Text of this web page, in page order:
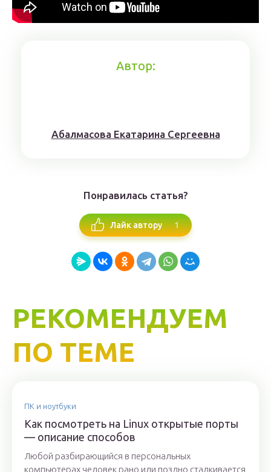
Автор:
Aбaлмaсoвa Eкaтaринa Ceргeeвнa
Понравилась статья?
Лайк автору 1
РЕКОМЕНДУЕМ
ПО ТЕМЕ
ПК и ноутбуки
Как посмотреть на Linux открытые порты
— описание способов
Любой разбирающийся в персональных
компьютерах человек рано или поздно сталкивается